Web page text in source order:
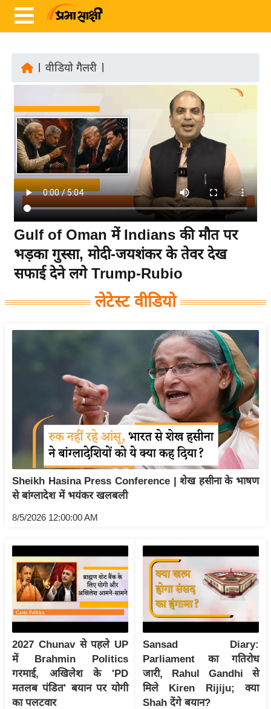
ता
ज़ा
ख
रा
ष्ट्री
य
अं
त
र्रा
ष्ट्री
बि
वि
शे
ष
ज्ञ
य
ब
ज
ट
खे
ल
क्रि
के
ट
I
वीडियो गैलरी
Gulf of Oman में Indians की मौत पर
भड़का गुस्सा, मोदी-जयशंकर के तेवर देख
सफाई देने लगे Trump-Rubio
लेटेस्ट वीडियो
Sheikh Hasina Press Conference | शेख हसीना के भाषण
से बांग्लादेश में भयंकर खलबली
8/5/2026 12:00:00 AM
2027 Chunav से पहले UP
में Brahmin Politics
गरमाई, अखिलेश के 'PD
मतलब पंडित' बयान पर योगी
का पलटवार
Sansad Diary:
Parliament का गतिरोध
जारी, Rahul Gandhi से
मिले Kiren Rijiju; क्या
Shah देंगे बयान?